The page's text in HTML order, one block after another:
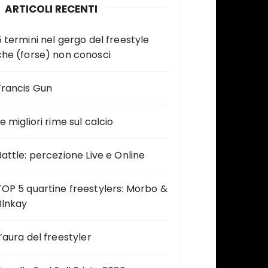
ARTICOLI RECENTI
termini nel gergo del freestyle
(forse) non conosci
Gun
migliori rime sul calcio
percezione Live e Online
5 quartine freestylers: Morbo &
del freestyler